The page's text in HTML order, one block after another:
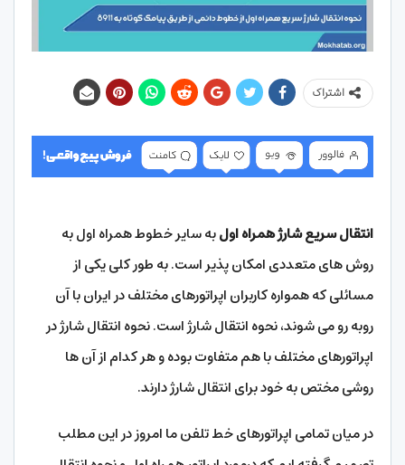
اشتراک
انتقال سریع شارژ همراه اولبه سایر خطوط همراه اول به
روش های متعددی امکان پذیر است. به طور کلی یکی از
مسائلی که همواره کاربران اپراتورهای مختلف در ایران با آن
روبه رو می شوند، نحوه انتقال شارژ است. نحوه انتقال شارژ در
اپراتورهای مختلف با هم متفاوت بوده و هر کدام از آن ها
روشی مختص به خود برای انتقال شارژ دارند.
در میان تمامی اپراتورهای خط تلفن ما امروز در این مطلب